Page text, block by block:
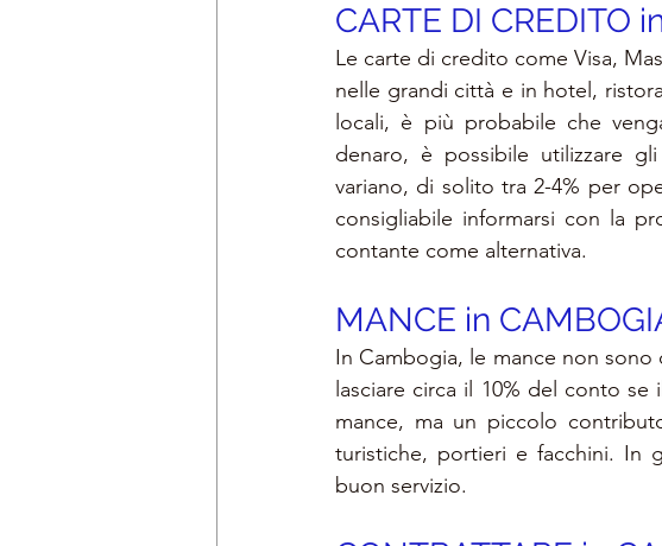
CARTE DI CREDITO
Le carte di credito come Visa,
nelle grandi città e in hotel,
locali, è più probabile che
denaro, è possibile utilizzare
variano, di solito tra 2-4% per
consigliabile informarsi con la
contante come alternativa.
MANCE in
In Cambogia, le mance non
lasciare circa il 10% del conto
mance, ma un piccolo
turistiche, portieri e facchini. In
buon servizio.